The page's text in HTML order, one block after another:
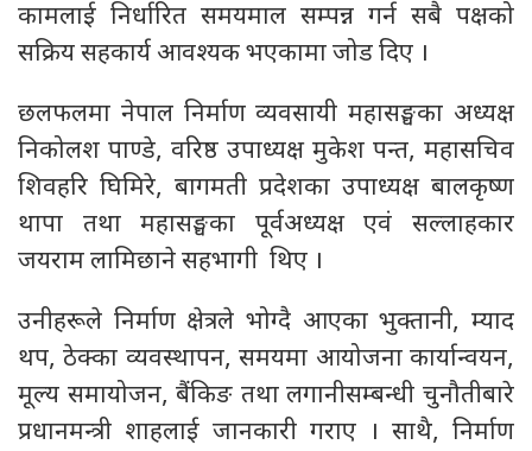
कामलाई निर्धारित समयमाल सम्पन्न गर्न सबै पक्षको
सक्रिय सहकार्य आवश्यक भएकामा जोड दिए ।
छलफलमा नेपाल निर्माण व्यवसायी महासङ्घका अध्यक्ष
निकोलश पाण्डे, वरिष्ठ उपाध्यक्ष मुकेश पन्त, महासचिव
शिवहरि घिमिरे, बागमती प्रदेशका उपाध्यक्ष बालकृष्ण
थापा तथा महासङ्घका पूर्वअध्यक्ष एवं सल्लाहकार
जयराम लामिछाने सहभागी थिए ।
उनीहरूले निर्माण क्षेत्रले भोग्दै आएका भुक्तानी, म्याद
थप, ठेक्का व्यवस्थापन, समयमा आयोजना कार्यान्वयन,
मूल्य समायोजन, बैंकिङ तथा लगानीसम्बन्धी चुनौतीबारे
प्रधानमन्त्री शाहलाई जानकारी गराए । साथै, निर्माण